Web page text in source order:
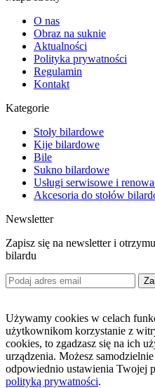
O nas
Obraz na suknie
Aktualności
Polityka prywatności
Regulamin
Kontakt
Kategorie
Stoły bilardowe
Kije bilardowe
Bile
Sukno bilardowe
Usługi serwisowe i
Akcesoria do stołów
Newsletter
Zapisz się na newsletter i
bilardu
Używamy cookies w celach
użytkownikom korzystanie z
cookies, to zgadzasz się na ich
urządzenia. Możesz
odpowiednio ustawienia Twojej
polityką prywatności.